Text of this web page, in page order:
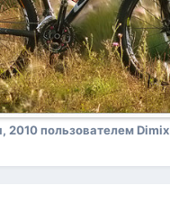
2010пользователем Dimix